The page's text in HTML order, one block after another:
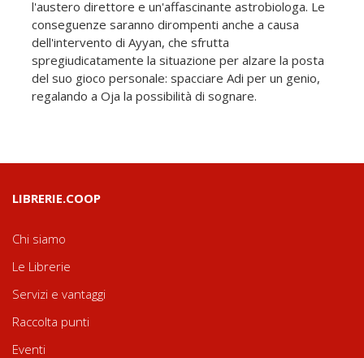
l'austero direttore e un'affascinante astrobiologa. Le
conseguenze saranno dirompenti anche a causa
dell'intervento di Ayyan, che sfrutta
spregiudicatamente la situazione per alzare la posta
del suo gioco personale: spacciare Adi per un genio,
regalando a Oja la possibilità di sognare.
LIBRERIE.COOP
Chi siamo
Le Librerie
Servizi e vantaggi
Raccolta punti
Eventi